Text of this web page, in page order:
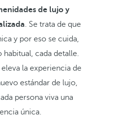
de lujo y
. Se trata de que
y por eso se cuida,
habitual, cada detalle.
la experiencia de
estándar de lujo,
persona viva una
única.